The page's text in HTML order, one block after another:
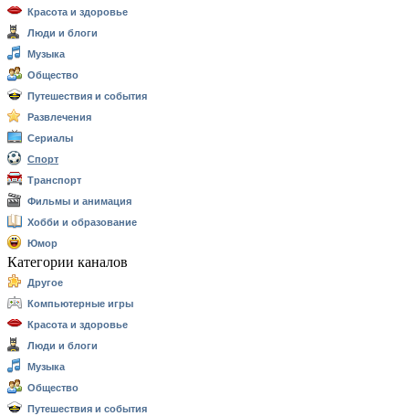
Красота и здоровье
Люди и блоги
Музыка
Общество
Путешествия и события
Развлечения
Сериалы
Спорт
Транспорт
Фильмы и анимация
Хобби и образование
Юмор
Категории каналов
Другое
Компьютерные игры
Красота и здоровье
Люди и блоги
Музыка
Общество
Путешествия и события